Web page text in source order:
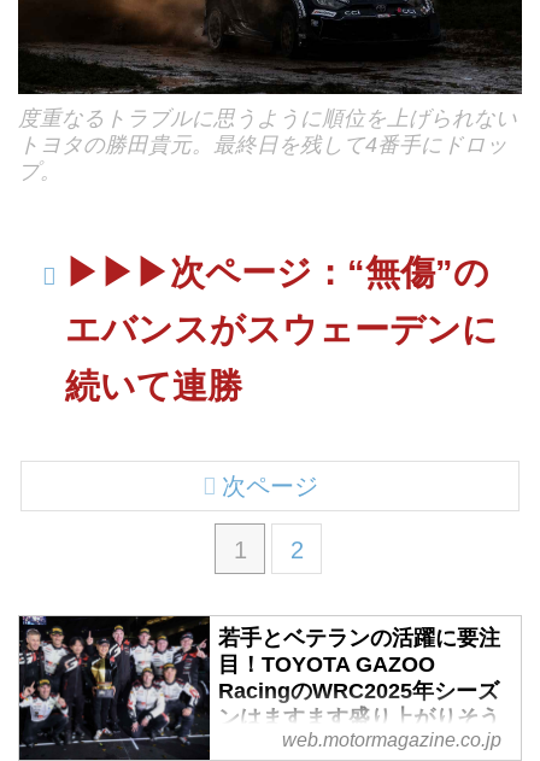
度重なるトラブルに思うように順位を上げられない
トヨタの勝田貴元。最終日を残して4番手にドロッ
プ。
▶︎▶︎▶︎次ページ：“無傷”の
エバンスがスウェーデンに
続いて連勝
1 2
次ページ
若手とベテランの活躍に要注
目！TOYOTA GAZOO
RacingのWRC2025年シーズ
ンはますます盛り上がりそう
だ - Webモーターマガジン
web.motormagazine.co.jp